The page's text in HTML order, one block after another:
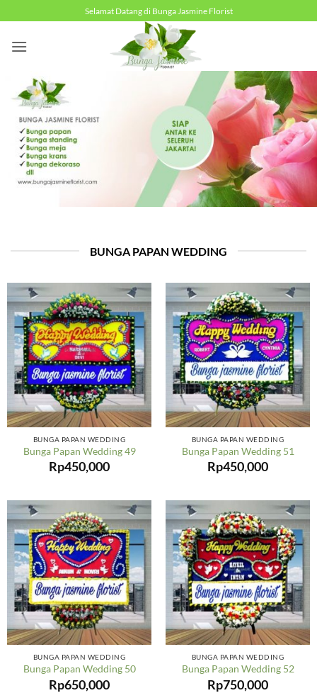
to
content
Selamat Datang di Bunga Jasmine Florist
BUNGA PAPAN WEDDING
BUNGA PAPAN WEDDING
Bunga Papan Wedding 49
Rp450,000
BUNGA PAPAN WEDDING
Bunga Papan Wedding 51
Rp450,000
BUNGA PAPAN WEDDING
Bunga Papan Wedding 50
Rp650,000
BUNGA PAPAN WEDDING
Bunga Papan Wedding 52
Rp750,000